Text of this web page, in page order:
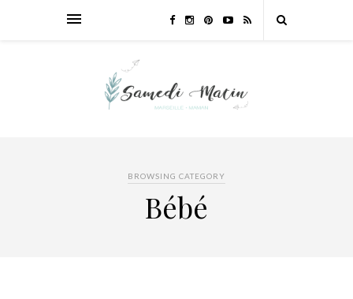
BROWSING CATEGORY
Bébé